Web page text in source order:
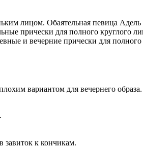
лицом. Обаятельная певица
прически для полного круглого
и вечерние прически для
вариантом для вечернего
завиток к кончикам.